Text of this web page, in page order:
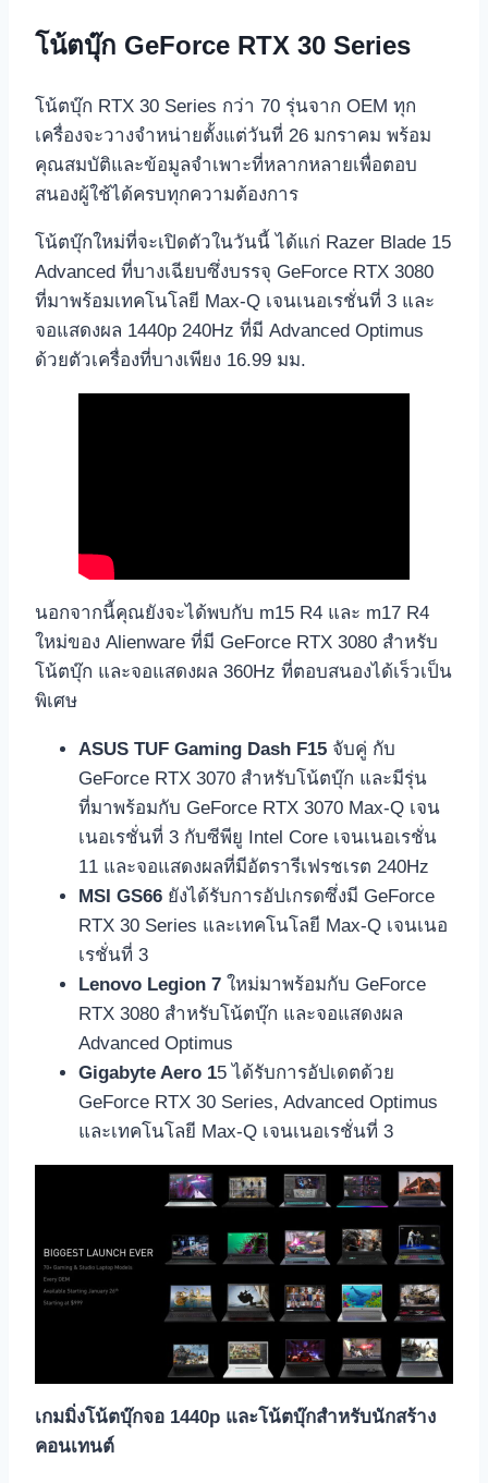
โน้ตบุ๊ก GeForce RTX 30 Series
โน้ตบุ๊ก RTX 30 Series กว่า 70 รุ่นจาก OEM ทุก
เครื่องจะวางจำหน่ายตั้งแต่วันที่ 26 มกราคม พร้อม
คุณสมบัติและข้อมูลจำเพาะที่หลากหลายเพื่อตอบ
สนองผู้ใช้ได้ครบทุกความต้องการ
โน้ตบุ๊กใหม่ที่จะเปิดตัวในวันนี้ ได้แก่ Razer Blade 15
Advanced ที่บางเฉียบซึ่งบรรจุ GeForce RTX 3080
ที่มาพร้อมเทคโนโลยี Max-Q เจนเนอเรชั่นที่ 3 และ
จอแสดงผล 1440p 240Hz ที่มี Advanced Optimus
ด้วยตัวเครื่องที่บางเพียง 16.99 มม.
นอกจากนี้คุณยังจะได้พบกับ m15 R4 และ m17 R4
ใหม่ของ Alienware ที่มี GeForce RTX 3080 สำหรับ
โน้ตบุ๊ก และจอแสดงผล 360Hz ที่ตอบสนองได้เร็วเป็น
พิเศษ
ASUS TUF Gaming Dash F15 จับคู่ กับ
GeForce RTX 3070 สำหรับโน้ตบุ๊ก และมีรุ่น
ที่มาพร้อมกับ GeForce RTX 3070 Max-Q เจน
เนอเรชั่นที่ 3 กับซีพียู Intel Core เจนเนอเรชั่น
11 และจอแสดงผลที่มีอัตรารีเฟรชเรต 240Hz
MSI GS66 ยังได้รับการอัปเกรดซึ่งมี GeForce
RTX 30 Series และเทคโนโลยี Max-Q เจนเนอ
เรชั่นที่ 3
Lenovo Legion 7 ใหม่มาพร้อมกับ GeForce
RTX 3080 สำหรับโน้ตบุ๊ก และจอแสดงผล
Advanced Optimus
Gigabyte Aero 15 ได้รับการอัปเดตด้วย
GeForce RTX 30 Series, Advanced Optimus
และเทคโนโลยี Max-Q เจนเนอเรชั่นที่ 3
เกมมิ่งโน้ตบุ๊กจอ 1440p และโน้ตบุ๊กสำหรับนักสร้าง
คอนเทนต์